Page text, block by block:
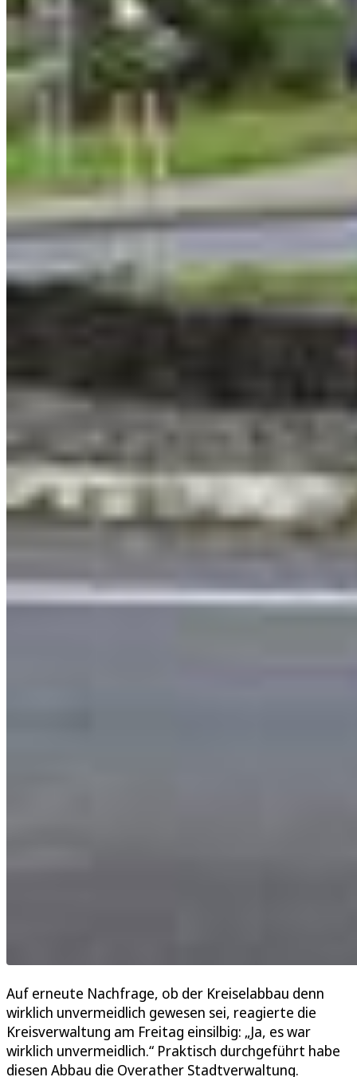
Auf erneute Nachfrage, ob der Kreiselabbau denn
wirklich unvermeidlich gewesen sei, reagierte die
Kreisverwaltung am Freitag einsilbig: „Ja, es war
wirklich unvermeidlich.“ Praktisch durchgeführt habe
diesen Abbau die Overather Stadtverwaltung.